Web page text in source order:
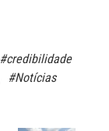
#credibilidade
#Notícias